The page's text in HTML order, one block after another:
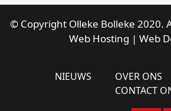
© Copyright Olleke Bolleke 2020.
Web Hosting | Web
NIEUWS OVER ONS
CONTACT